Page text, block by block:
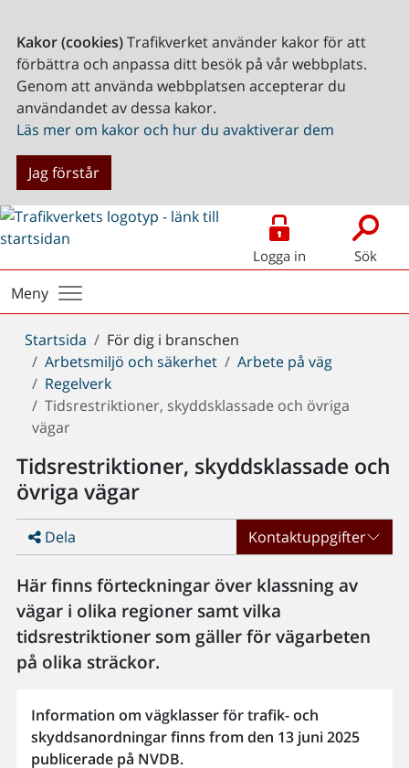
Kakor (cookies)Trafikverket använder kakor för att
förbättra och anpassa ditt besök på vår webbplats.
Genom att använda webbplatsen accepterar du
användandet av dessa kakor.
Läs mer om kakor och hur du avaktiverar dem
Jag förstår
Logga in Sök
Meny
Du
är
här:
Startsida
För dig i branschen
Arbetsmiljö och säkerhet
Arbete på väg
Regelverk
Tidsrestriktioner, skyddsklassade och övriga
vägar
Tidsrestriktioner, skyddsklassade och
övriga vägar
Dela Kontaktuppgifter
Här finns förteckningar över klassning av
vägar i olika regioner samt vilka
tidsrestriktioner som gäller för vägarbeten
på olika sträckor.
Information om vägklasser för trafik- och
skyddsanordningar finns from den 13 juni 2025
publicerade på NVDB.